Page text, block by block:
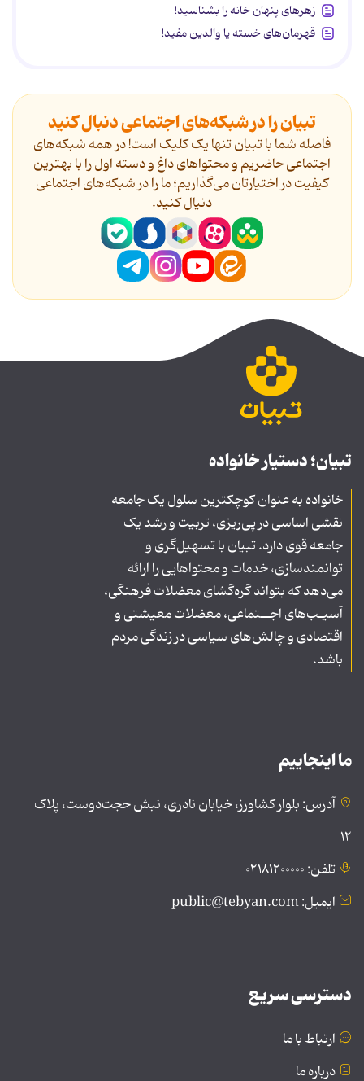
زهرهای پنهان خانه را بشناسید!
قهرمان‌های خسته یا والدین مفید!
تبیان را در شبکه‌های اجتماعی دنبال کنید
فاصله شما با تبیان تنها یک کلیک است! در همه شبکه‌های
اجتماعی حاضریم و محتواهای داغ و دسته اول را با بهترین
کیفیت در اختیارتان می‌گذاریم؛ ما را در شبکه‌های اجتماعی
دنیال کنید.
تبیان؛ دستیار خانواده
خانواده به عنوان کوچکترین سلول یک جامعه
نقشی اساسی در پی‌ریزی، تربیت و رشد یک
جامعه قوی دارد. تبیان با تسهیل‌گری و
توانمندسازی، خدمات و محتواهایی را ارائه
می‌دهد که بتواند گره‌گشای معضلات فرهنگی،
آسیـب‌های اجــتماعی، معضلات معیشتی و
اقتصادی و چالش‌های سیاسی در زندگی مردم
باشد.
ما اینجاییم
آدرس: بلوار کشاورز، خیابان نادری، نبش حجت‌دوست، پلاک
۱۲
تلفن: ۰۲۱۸۱۲۰۰۰۰۰
ایمیل: public@tebyan.com
دسترسی سریع
ارتباط با ما
درباره ما